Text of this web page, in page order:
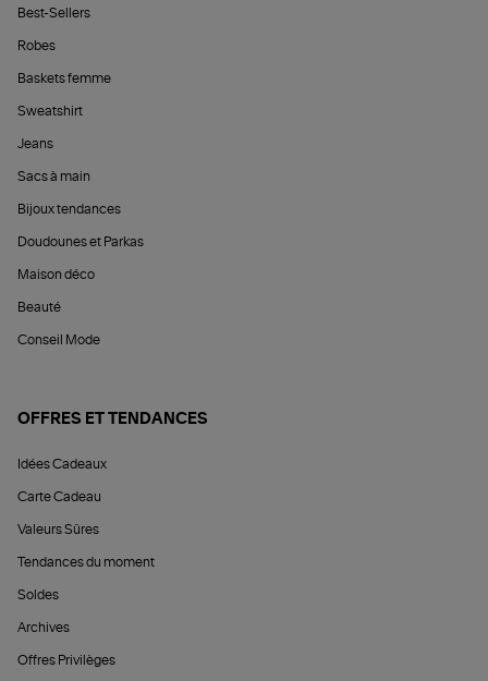
Best-Sellers
Robes
Baskets femme
Sweatshirt
Jeans
Sacs à main
Bijoux tendances
Doudounes et Parkas
Maison déco
Beauté
Conseil Mode
OFFRES ET TENDANCES
Idées Cadeaux
Carte Cadeau
Valeurs Sûres
Tendances du moment
Soldes
Archives
Offres Privilèges